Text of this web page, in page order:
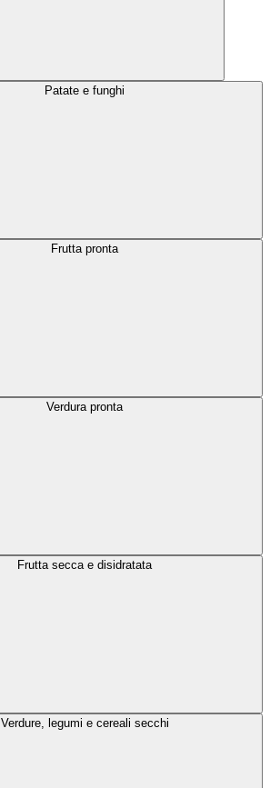
Patate e funghi
Frutta pronta
Verdura pronta
Frutta secca e disidratata
Verdure, legumi e cereali secchi